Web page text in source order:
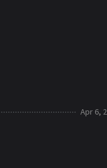
Apr 6,